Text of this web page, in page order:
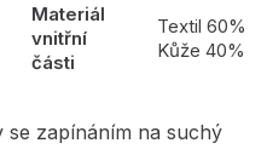
Materiál
vnitřní
části
Textil 60%
Kůže 40%
zapínáním na suchý